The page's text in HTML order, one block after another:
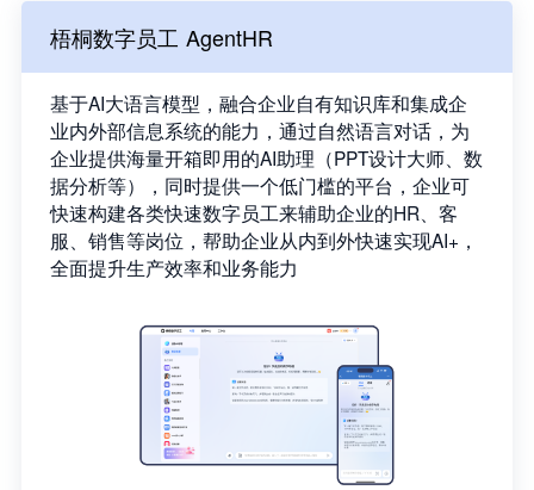
梧桐数字员工 AgentHR
基于AI大语言模型，融合企业自有知识库和集成企
业内外部信息系统的能力，通过自然语言对话，为
企业提供海量开箱即用的AI助理（PPT设计大师、数
据分析等），同时提供一个低门槛的平台，企业可
快速构建各类快速数字员工来辅助企业的HR、客
服、销售等岗位，帮助企业从内到外快速实现AI+，
全面提升生产效率和业务能力